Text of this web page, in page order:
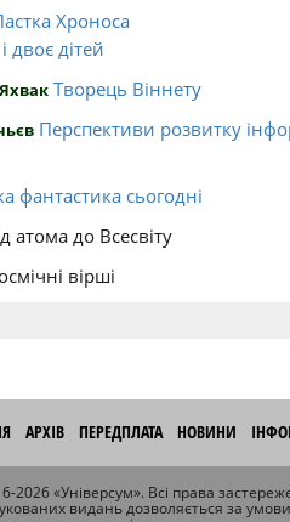
Хроноса
двоє дітей
Творець Віннету
Перспективи розвитку
фантастика сьогодні
атома до Всесвіту
вірші
АРХІВ ПЕРЕДПЛАТА НОВИНИ
2026 «Універсум». Всі права
видань дозволяється за